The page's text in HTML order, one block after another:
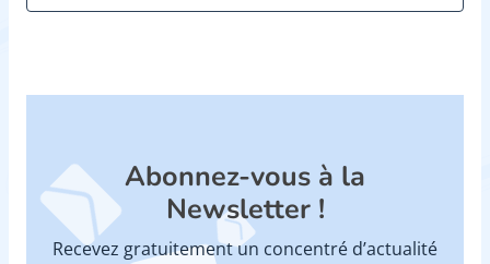
Abonnez-vous à la
Newsletter !
Recevez gratuitement un concentré d’actualité